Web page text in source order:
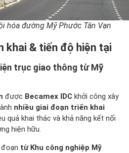
hóa đường Mỹ Phước Tân Vạn
khai & tiến độ hiện tại
trục giao thông từ Mỹ
được Becamex IDC khởi công xây
nhiều giai đoạn triển khai
quả khai thác và khả năng kết nối
hiện hữu.
từ Khu công nghiệp Mỹ